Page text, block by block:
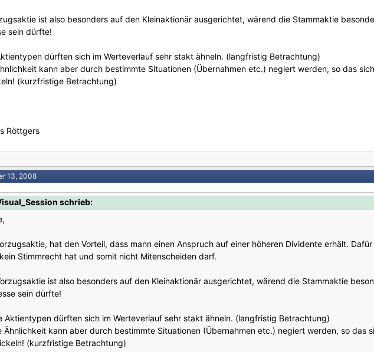
ist also besonders auf den Kleinaktionär ausgerichtet, wärend die Stammaktie
sein dürfte!
dürften sich im Werteverlauf sehr stakt ähneln. (langfristig Betrachtung)
kann aber durch bestimmte Situationen (Übernahmen etc.) negiert werden, so das
(kurzfristige Betrachtung)
Röttgers
13, 2008
schrieb:
hat den Vorteil, dass mann einen Anspruch auf einer höheren Dividente erhält.
Stimmrecht hat und somit nicht Mitenscheiden darf.
ist also besonders auf den Kleinaktionär ausgerichtet, wärend die Stammaktie
sein dürfte!
Aktientypen dürften sich im Werteverlauf sehr stakt ähneln. (langfristig Betrachtung)
Ähnlichkeit kann aber durch bestimmte Situationen (Übernahmen etc.) negiert werden, so das
(kurzfristige Betrachtung)